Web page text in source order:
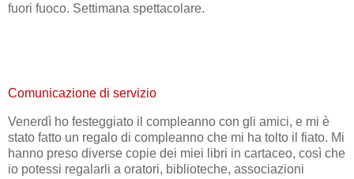
fuori fuoco. Settimana spettacolare.
Comunicazione di servizio
Venerdì ho festeggiato il compleanno con gli amici, e mi è
stato fatto un regalo di compleanno che mi ha tolto il fiato. Mi
hanno preso diverse copie dei miei libri in cartaceo, così che
io potessi regalarli a oratori, biblioteche, associazioni